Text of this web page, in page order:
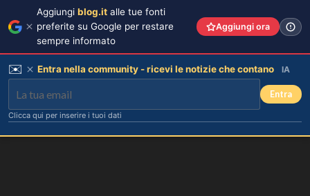
Aggiungi blog.it alle tue fonti
preferite su Google per restare
sempre informato
Aggiungi ora
✉️ Entra nella community - ricevi le notizie che contano IA
Entra
Clicca qui per inserire i tuoi dati